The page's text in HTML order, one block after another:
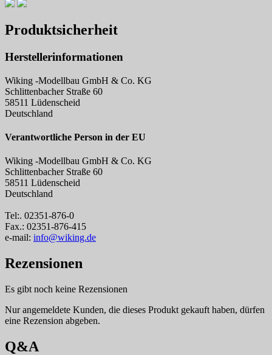
Produktsicherheit
Herstellerinformationen
Wiking -Modellbau GmbH & Co. KG
Schlittenbacher Straße 60
58511 Lüdenscheid
Deutschland
Verantwortliche Person in der EU
Wiking -Modellbau GmbH & Co. KG
Schlittenbacher Straße 60
58511 Lüdenscheid
Deutschland
Tel:. 02351-876-0
Fax.: 02351-876-415
e-mail: info@wiking.de
Rezensionen
Es gibt noch keine Rezensionen
Nur angemeldete Kunden, die dieses Produkt gekauft haben, dürfen
eine Rezension abgeben.
Q&A